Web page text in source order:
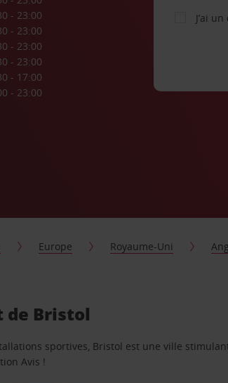
- 23:00
- 23:00
- 23:00
- 23:00
- 17:00
- 23:00
J’ai
Europe Royaume-Uni
de Bristol
sportives, Bristol est une ville
Avis !